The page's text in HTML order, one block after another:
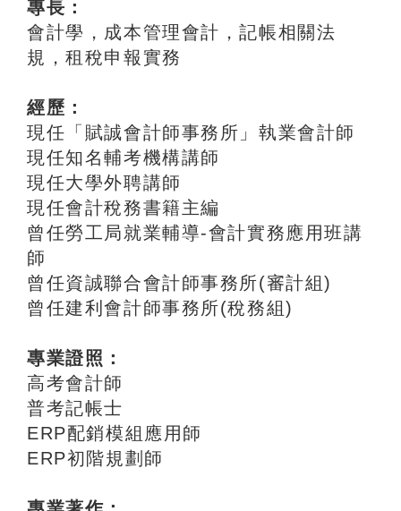
專長：
會計學，成本管理會計，記帳相關法
規，租稅申報實務
經歷：
現任「賦誠會計師事務所」執業會計師
現任知名輔考機構講師
現任大學外聘講師
現任會計稅務書籍主編
曾任勞工局就業輔導-會計實務應用班講
師
曾任資誠聯合會計師事務所(審計組)
曾任建利會計師事務所(稅務組)
專業證照：
高考會計師
普考記帳士
ERP配銷模組應用師
ERP初階規劃師